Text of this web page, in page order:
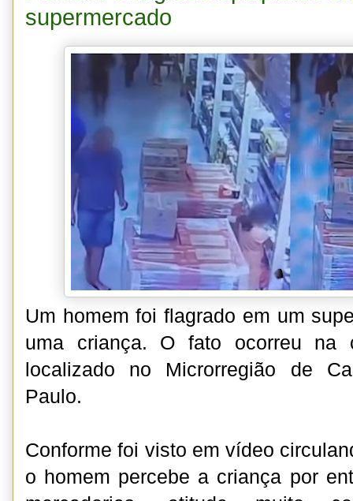
supermercado
Um homem foi flagrado em um
uma criança. O fato ocorreu na
localizado no Microrregião de
Paulo.
Conforme foi visto em vídeo
o homem percebe a criança por